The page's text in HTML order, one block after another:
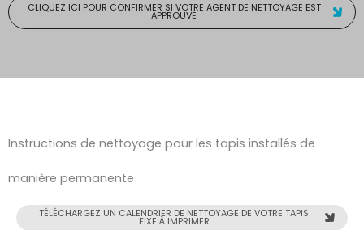
CLIQUEZ ICI POUR CONFIRMER SI VOTRE AGENT DE NETTOYAGE EST
APPROUVÉ
Instructions de nettoyage pour les tapis installés de
manière permanente
TÉLÉCHARGEZ UN CALENDRIER DE NETTOYAGE DE VOTRE TAPIS
FIXE À IMPRIMER